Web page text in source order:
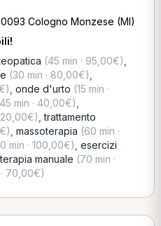
Cologno Monzese (MI)
(45 min · 95,00€)
(30 min · 80,00€)
onde d'urto (15 min ·
min · 40,00€)
,trattamento
massoterapia (60 min ·
min · 100,00€) esercizi
terapia manuale (70 min ·
· 70,00€)